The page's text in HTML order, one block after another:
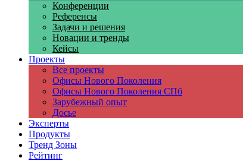
Конференции
Референсы
Задачи и решения
Новации и тренды
Кейсы
Проекты
Все проекты
Офисы Нового Поколения
Офисы Нового Поколения СПб
Зарубежный опыт
Досье
Эксперты
Продукты
Тренд Зоны
Рейтинг